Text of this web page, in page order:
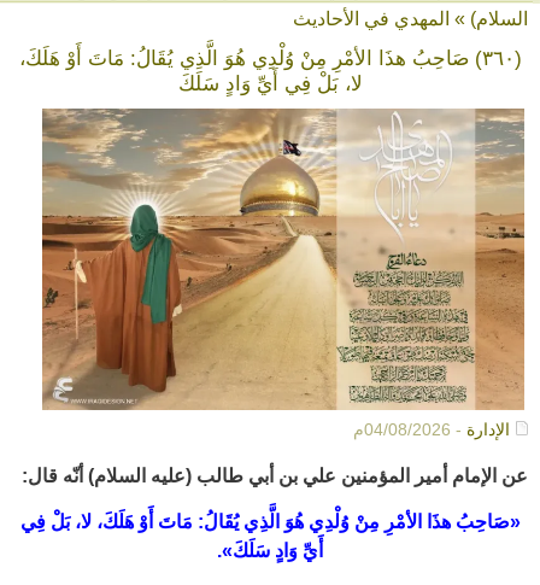
السلام) » المهدي في الأحاديث
(٣٦٠) صَاحِبُ هذَا الأمْرِ مِنْ وُلْدِي هُوَ الَّذِي يُقَالُ: مَاتَ أَوْ هَلَكَ،
لا، بَلْ فِي أَيِّ وَادٍ سَلَكَ
الإدارة - 04/08/2026م
عن الإمام أمير المؤمنين علي بن أبي طالب (عليه السلام) أنّه قال:
«صَاحِبُ هذَا الأمْرِ مِنْ وُلْدِي هُوَ الَّذِي يُقَالُ: مَاتَ أَوْ هَلَكَ، لا، بَلْ فِي
أَيِّ وَادٍ سَلَكَ».